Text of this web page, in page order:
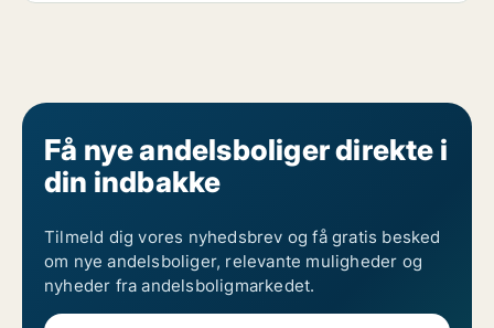
Få nye andelsboliger direkte i
din indbakke
Tilmeld dig vores nyhedsbrev og få gratis besked
om nye andelsboliger, relevante muligheder og
nyheder fra andelsboligmarkedet.